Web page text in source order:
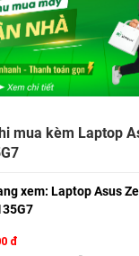
mua kèm Laptop
xem: Laptop Asus
đ